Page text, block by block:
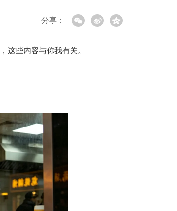
分享：
些内容与你我有关。